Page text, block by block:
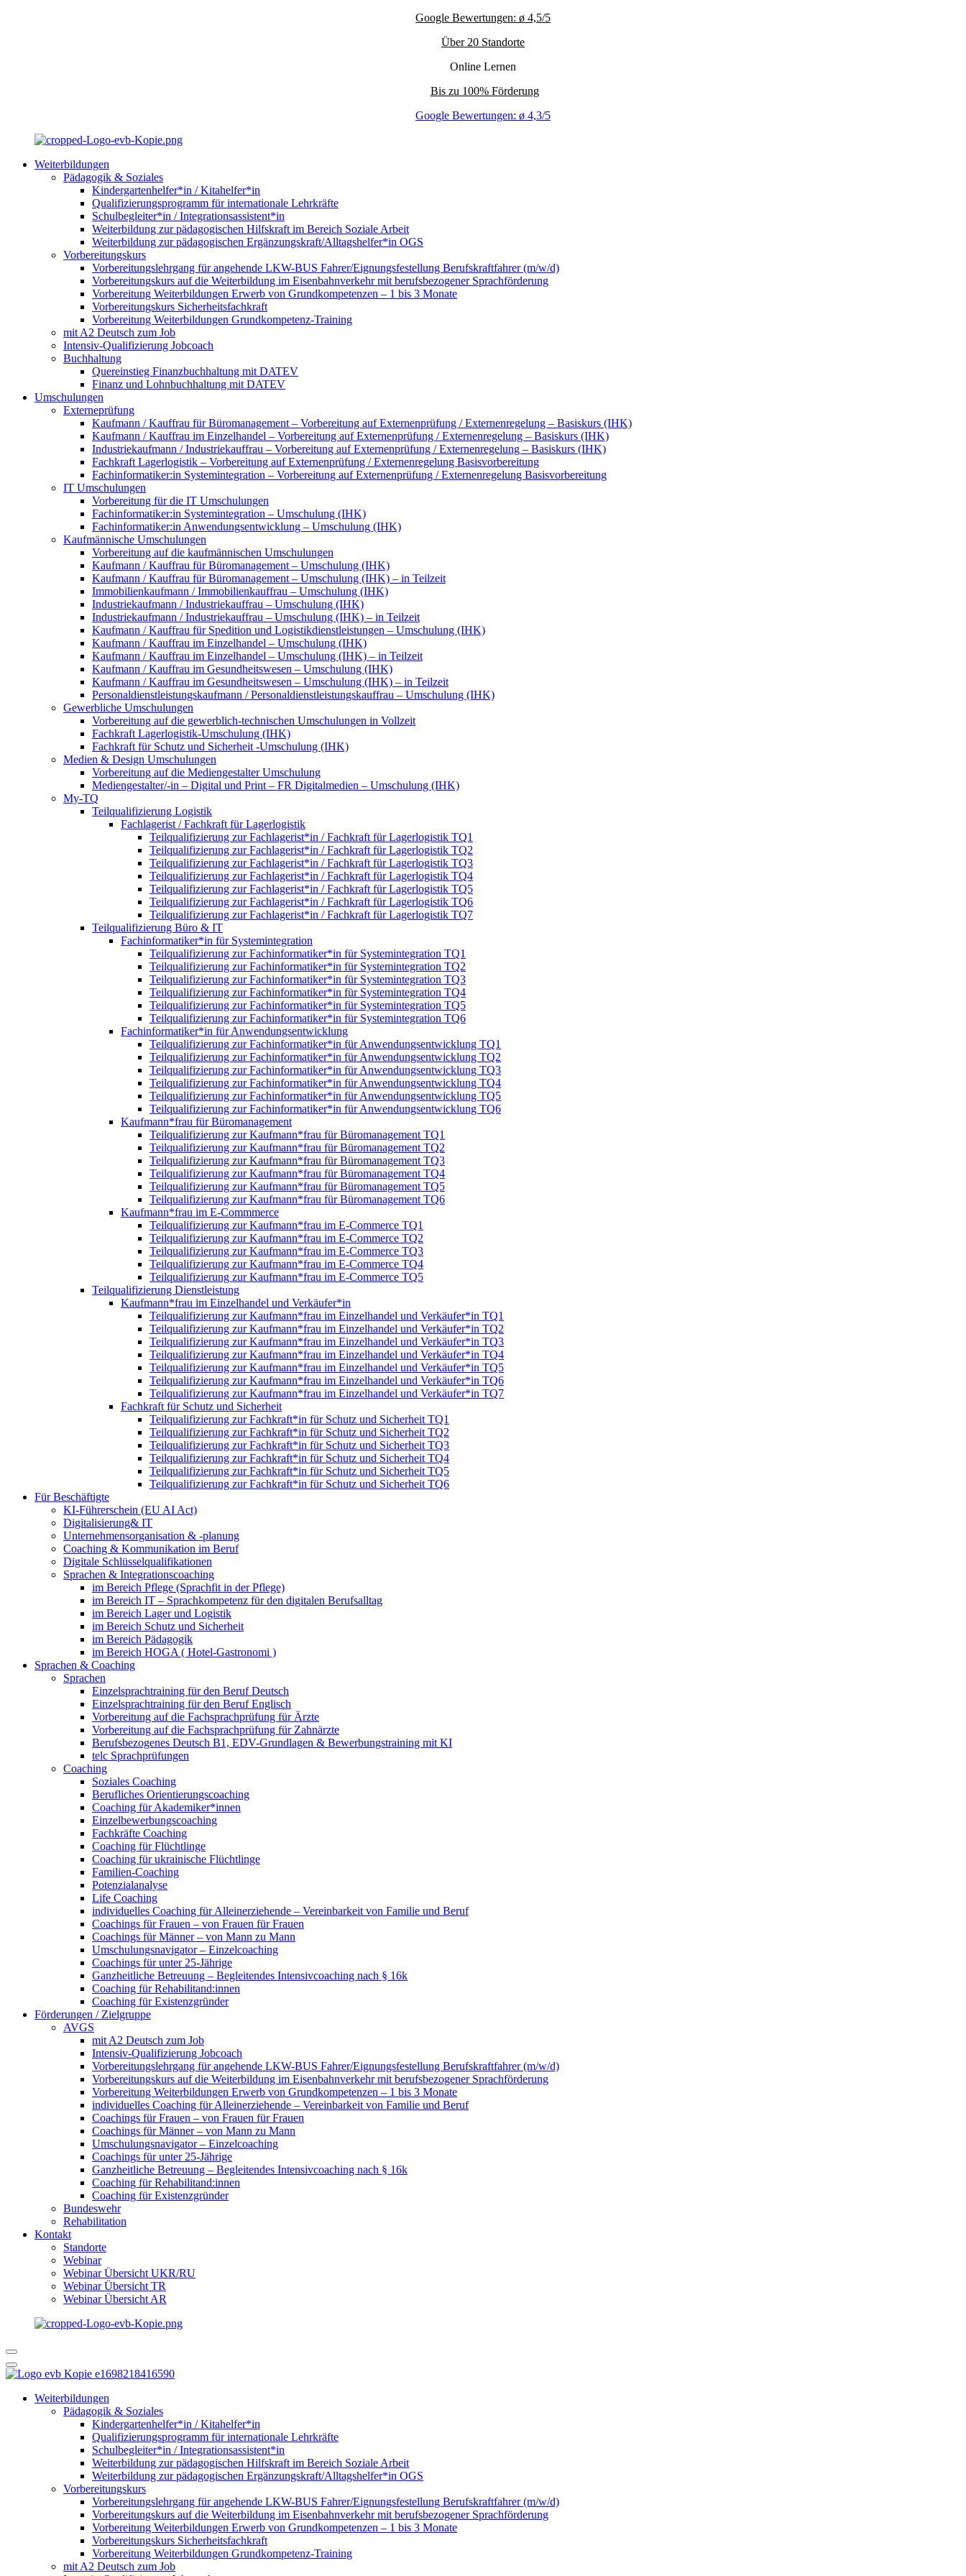
Google Bewertungen: ø 4,5/5
Über 20 Standorte
Online Lernen
Bis zu 100% Förderung
Google Bewertungen: ø 4,3/5
Weiterbildungen
Pädagogik & Soziales
Kindergartenhelfer*in / Kitahelfer*in
Qualifizierungsprogramm für internationale Lehrkräfte
Schulbegleiter*in / Integrationsassistent*in
Weiterbildung zur pädagogischen Hilfskraft im Bereich Soziale Arbeit
Weiterbildung zur pädagogischen Ergänzungskraft/Alltagshelfer*in OGS
Vorbereitungskurs
Vorbereitungslehrgang für angehende LKW-BUS Fahrer/Eignungsfestellung Berufskraftfahrer (m/w/d)
Vorbereitungskurs auf die Weiterbildung im Eisenbahnverkehr mit berufsbezogener Sprachförderung
Vorbereitung Weiterbildungen Erwerb von Grundkompetenzen – 1 bis 3 Monate
Vorbereitungskurs Sicherheitsfachkraft
Vorbereitung Weiterbildungen Grundkompetenz-Training
mit A2 Deutsch zum Job
Intensiv-Qualifizierung Jobcoach
Buchhaltung
Quereinstieg Finanzbuchhaltung mit DATEV
Finanz und Lohnbuchhaltung mit DATEV
Umschulungen
Externeprüfung
Kaufmann / Kauffrau für Büromanagement – Vorbereitung auf Externenprüfung / Externenregelung – Basiskurs (IHK)
Kaufmann / Kauffrau im Einzelhandel – Vorbereitung auf Externenprüfung / Externenregelung – Basiskurs (IHK)
Industriekaufmann / Industriekauffrau – Vorbereitung auf Externenprüfung / Externenregelung – Basiskurs (IHK)
Fachkraft Lagerlogistik – Vorbereitung auf Externenprüfung / Externenregelung Basisvorbereitung
Fachinformatiker:in Systemintegration – Vorbereitung auf Externenprüfung / Externenregelung Basisvorbereitung
IT Umschulungen
Vorbereitung für die IT Umschulungen
Fachinformatiker:in Systemintegration – Umschulung (IHK)
Fachinformatiker:in Anwendungsentwicklung – Umschulung (IHK)
Kaufmännische Umschulungen
Vorbereitung auf die kaufmännischen Umschulungen
Kaufmann / Kauffrau für Büromanagement – Umschulung (IHK)
Kaufmann / Kauffrau für Büromanagement – Umschulung (IHK) – in Teilzeit
Immobilienkaufmann / Immobilienkauffrau – Umschulung (IHK)
Industriekaufmann / Industriekauffrau – Umschulung (IHK)
Industriekaufmann / Industriekauffrau – Umschulung (IHK) – in Teilzeit
Kaufmann / Kauffrau für Spedition und Logistikdienstleistungen – Umschulung (IHK)
Kaufmann / Kauffrau im Einzelhandel – Umschulung (IHK)
Kaufmann / Kauffrau im Einzelhandel – Umschulung (IHK) – in Teilzeit
Kaufmann / Kauffrau im Gesundheitswesen – Umschulung (IHK)
Kaufmann / Kauffrau im Gesundheitswesen – Umschulung (IHK) – in Teilzeit
Personaldienstleistungskaufmann / Personaldienstleistungskauffrau – Umschulung (IHK)
Gewerbliche Umschulungen
Vorbereitung auf die gewerblich-technischen Umschulungen in Vollzeit
Fachkraft Lagerlogistik-Umschulung (IHK)
Fachkraft für Schutz und Sicherheit -Umschulung (IHK)
Medien & Design Umschulungen
Vorbereitung auf die Mediengestalter Umschulung
Mediengestalter/-in – Digital und Print – FR Digitalmedien – Umschulung (IHK)
My-TQ
Teilqualifizierung Logistik
Fachlagerist / Fachkraft für Lagerlogistik
Teilqualifizierung zur Fachlagerist*in / Fachkraft für Lagerlogistik TQ1
Teilqualifizierung zur Fachlagerist*in / Fachkraft für Lagerlogistik TQ2
Teilqualifizierung zur Fachlagerist*in / Fachkraft für Lagerlogistik TQ3
Teilqualifizierung zur Fachlagerist*in / Fachkraft für Lagerlogistik TQ4
Teilqualifizierung zur Fachlagerist*in / Fachkraft für Lagerlogistik TQ5
Teilqualifizierung zur Fachlagerist*in / Fachkraft für Lagerlogistik TQ6
Teilqualifizierung zur Fachlagerist*in / Fachkraft für Lagerlogistik TQ7
Teilqualifizierung Büro & IT
Fachinformatiker*in für Systemintegration
Teilqualifizierung zur Fachinformatiker*in für Systemintegration TQ1
Teilqualifizierung zur Fachinformatiker*in für Systemintegration TQ2
Teilqualifizierung zur Fachinformatiker*in für Systemintegration TQ3
Teilqualifizierung zur Fachinformatiker*in für Systemintegration TQ4
Teilqualifizierung zur Fachinformatiker*in für Systemintegration TQ5
Teilqualifizierung zur Fachinformatiker*in für Systemintegration TQ6
Fachinformatiker*in für Anwendungsentwicklung
Teilqualifizierung zur Fachinformatiker*in für Anwendungsentwicklung TQ1
Teilqualifizierung zur Fachinformatiker*in für Anwendungsentwicklung TQ2
Teilqualifizierung zur Fachinformatiker*in für Anwendungsentwicklung TQ3
Teilqualifizierung zur Fachinformatiker*in für Anwendungsentwicklung TQ4
Teilqualifizierung zur Fachinformatiker*in für Anwendungsentwicklung TQ5
Teilqualifizierung zur Fachinformatiker*in für Anwendungsentwicklung TQ6
Kaufmann*frau für Büromanagement
Teilqualifizierung zur Kaufmann*frau für Büromanagement TQ1
Teilqualifizierung zur Kaufmann*frau für Büromanagement TQ2
Teilqualifizierung zur Kaufmann*frau für Büromanagement TQ3
Teilqualifizierung zur Kaufmann*frau für Büromanagement TQ4
Teilqualifizierung zur Kaufmann*frau für Büromanagement TQ5
Teilqualifizierung zur Kaufmann*frau für Büromanagement TQ6
Kaufmann*frau im E-Commmerce
Teilqualifizierung zur Kaufmann*frau im E-Commerce TQ1
Teilqualifizierung zur Kaufmann*frau im E-Commerce TQ2
Teilqualifizierung zur Kaufmann*frau im E-Commerce TQ3
Teilqualifizierung zur Kaufmann*frau im E-Commerce TQ4
Teilqualifizierung zur Kaufmann*frau im E-Commerce TQ5
Teilqualifizierung Dienstleistung
Kaufmann*frau im Einzelhandel und Verkäufer*in
Teilqualifizierung zur Kaufmann*frau im Einzelhandel und Verkäufer*in TQ1
Teilqualifizierung zur Kaufmann*frau im Einzelhandel und Verkäufer*in TQ2
Teilqualifizierung zur Kaufmann*frau im Einzelhandel und Verkäufer*in TQ3
Teilqualifizierung zur Kaufmann*frau im Einzelhandel und Verkäufer*in TQ4
Teilqualifizierung zur Kaufmann*frau im Einzelhandel und Verkäufer*in TQ5
Teilqualifizierung zur Kaufmann*frau im Einzelhandel und Verkäufer*in TQ6
Teilqualifizierung zur Kaufmann*frau im Einzelhandel und Verkäufer*in TQ7
Fachkraft für Schutz und Sicherheit
Teilqualifizierung zur Fachkraft*in für Schutz und Sicherheit TQ1
Teilqualifizierung zur Fachkraft*in für Schutz und Sicherheit TQ2
Teilqualifizierung zur Fachkraft*in für Schutz und Sicherheit TQ3
Teilqualifizierung zur Fachkraft*in für Schutz und Sicherheit TQ4
Teilqualifizierung zur Fachkraft*in für Schutz und Sicherheit TQ5
Teilqualifizierung zur Fachkraft*in für Schutz und Sicherheit TQ6
Für Beschäftigte
KI-Führerschein (EU AI Act)
Digitalisierung& IT
Unternehmensorganisation & ‑planung
Coaching & Kommunikation im Beruf
Digitale Schlüsselqualifikationen
Sprachen & Integrationscoaching
im Bereich Pflege (Sprachfit in der Pflege)
im Bereich IT – Sprachkompetenz für den digitalen Berufsalltag
im Bereich Lager und Logistik
im Bereich Schutz und Sicherheit
im Bereich Pädagogik
im Bereich HOGA ( Hotel-Gastronomi )
Sprachen & Coaching
Sprachen
Einzelsprachtraining für den Beruf Deutsch
Einzelsprachtraining für den Beruf Englisch
Vorbereitung auf die Fachsprachprüfung für Ärzte
Vorbereitung auf die Fachsprachprüfung für Zahnärzte
Berufsbezogenes Deutsch B1, EDV-Grundlagen & Bewerbungstraining mit KI
telc Sprachprüfungen
Coaching
Soziales Coaching
Berufliches Orientierungscoaching
Coaching für Akademiker*innen
Einzelbewerbungscoaching
Fachkräfte Coaching
Coaching für Flüchtlinge
Coaching für ukrainische Flüchtlinge
Familien-Coaching
Potenzialanalyse
Life Coaching
individuelles Coaching für Alleinerziehende – Vereinbarkeit von Familie und Beruf
Coachings für Frauen – von Frauen für Frauen
Coachings für Männer – von Mann zu Mann
Umschulungsnavigator – Einzelcoaching
Coachings für unter 25-Jährige
Ganzheitliche Betreuung – Begleitendes Intensivcoaching nach § 16k
Coaching für Rehabilitand:innen
Coaching für Existenzgründer
Förderungen / Zielgruppe
AVGS
mit A2 Deutsch zum Job
Intensiv-Qualifizierung Jobcoach
Vorbereitungslehrgang für angehende LKW-BUS Fahrer/Eignungsfestellung Berufskraftfahrer (m/w/d)
Vorbereitungskurs auf die Weiterbildung im Eisenbahnverkehr mit berufsbezogener Sprachförderung
Vorbereitung Weiterbildungen Erwerb von Grundkompetenzen – 1 bis 3 Monate
individuelles Coaching für Alleinerziehende – Vereinbarkeit von Familie und Beruf
Coachings für Frauen – von Frauen für Frauen
Coachings für Männer – von Mann zu Mann
Umschulungsnavigator – Einzelcoaching
Coachings für unter 25-Jährige
Ganzheitliche Betreuung – Begleitendes Intensivcoaching nach § 16k
Coaching für Rehabilitand:innen
Coaching für Existenzgründer
Bundeswehr
Rehabilitation
Kontakt
Standorte
Webinar
Webinar Übersicht UKR/RU
Webinar Übersicht TR
Webinar Übersicht AR
Weiterbildungen
Pädagogik & Soziales
Kindergartenhelfer*in / Kitahelfer*in
Qualifizierungsprogramm für internationale Lehrkräfte
Schulbegleiter*in / Integrationsassistent*in
Weiterbildung zur pädagogischen Hilfskraft im Bereich Soziale Arbeit
Weiterbildung zur pädagogischen Ergänzungskraft/Alltagshelfer*in OGS
Vorbereitungskurs
Vorbereitungslehrgang für angehende LKW-BUS Fahrer/Eignungsfestellung Berufskraftfahrer (m/w/d)
Vorbereitungskurs auf die Weiterbildung im Eisenbahnverkehr mit berufsbezogener Sprachförderung
Vorbereitung Weiterbildungen Erwerb von Grundkompetenzen – 1 bis 3 Monate
Vorbereitungskurs Sicherheitsfachkraft
Vorbereitung Weiterbildungen Grundkompetenz-Training
mit A2 Deutsch zum Job